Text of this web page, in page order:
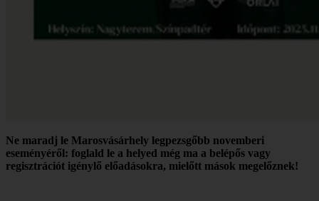
Ne maradj le Marosvásárhely legpezsgőbb novemberi
eseményéről: foglald le a helyed még ma a belépős vagy
regisztrációt igénylő előadásokra, mielőtt mások megelőznek!